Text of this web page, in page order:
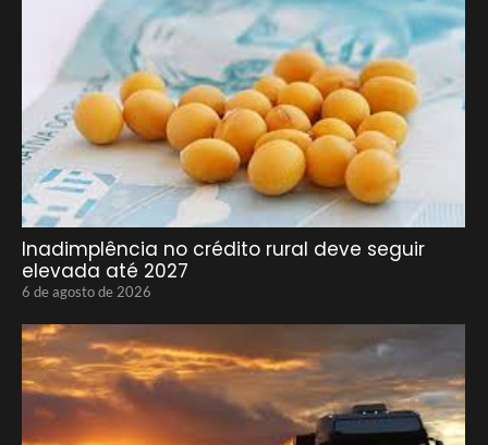
Inadimplência no crédito rural deve seguir
elevada até 2027
6 de agosto de 2026